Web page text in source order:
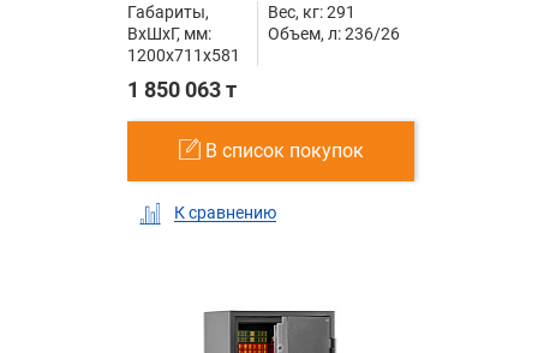
Габариты,
ВxШxГ, мм:
1200x711x581
Вес, кг: 291
Объем, л: 236/26
1 850 063 т
В список покупок
К сравнению